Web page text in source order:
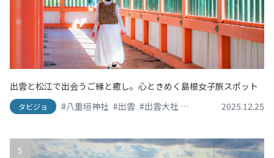
出雲と松江で出会うご縁と癒し。心ときめく島根女子旅スポット
タビジョ #八重垣神社 #出雲 #出雲大社 #島根グルメ #日御碕
2025.12.25
5